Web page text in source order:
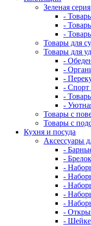
Зеленая серия
-
-
-
Товары для
Товары для
-
-
-
- Спорт
-
-
Товары с
Товары с
Кухня и посуда
Аксессуары
-
-
-
-
-
-
-
-
-